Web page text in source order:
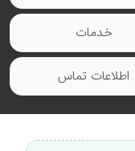
خدمات
اطلاعات تماس